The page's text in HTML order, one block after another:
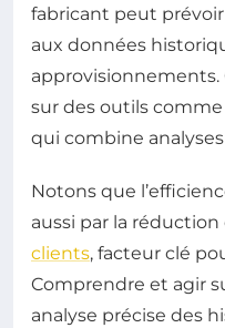
fabricant peut prévoir
aux données
sur des outils
qui combine
Notons que
aussi par la réduction
clients, facteur clé
Comprendre et agir
analyse précise des